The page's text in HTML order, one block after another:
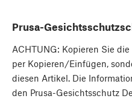
Prusa-
ACHTUNG: Kopieren Sie
per Kopieren/Einfügen,
diesen Artikel. Die
den Prusa-Gesichtsschutz